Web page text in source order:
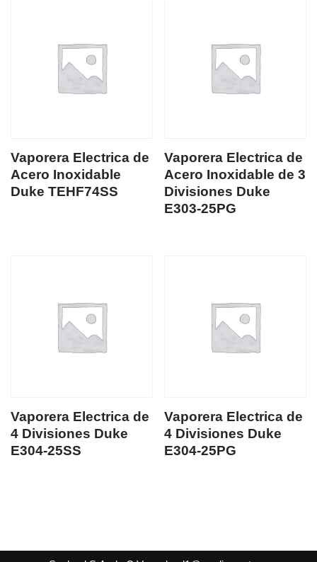
Vaporera Electrica de
Acero Inoxidable
Duke TEHF74SS
Vaporera Electrica de
Acero Inoxidable de 3
Divisiones Duke
E303-25PG
Vaporera Electrica de
4 Divisiones Duke
E304-25SS
Vaporera Electrica de
4 Divisiones Duke
E304-25PG